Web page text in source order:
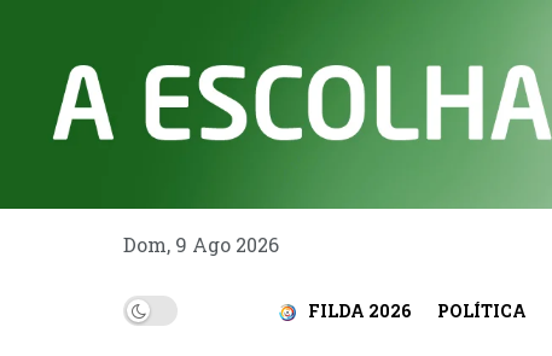
Dom, 9 Ago 2026
FILDA 2026 POLÍTICA